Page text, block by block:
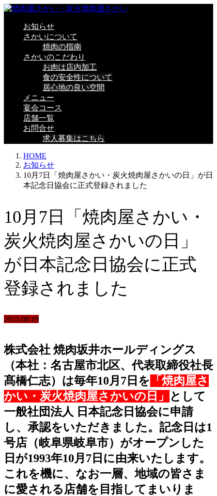
お知らせ
さかいについて
焼肉の指南
さかいのこだわり
お肉は店内加工
食の安全性について
居心地の良い空間
メニュー
宴会コース
店舗一覧
お問合せ
求人募集はこちら
HOME
お知らせ
10月7日「焼肉屋さかい・炭火焼肉屋さかいの日」が日
本記念日協会に正式登録されました
10月7日「焼肉屋さかい・
炭火焼肉屋さかいの日」
が日本記念日協会に正式
登録されました
2025.08.19
株式会社 焼肉坂井ホールディングス
（本社：名古屋市北区、代表取締役社長
髙橋仁志）は毎年10月7日を 「焼肉屋さ
かい・炭火焼肉屋さかいの日」
として
一般社団法人 日本記念日協会に申請
し、承認をいただきました。記念日は1
号店（岐阜県岐阜市）がオープンした
日が1993年10月7日に由来いたします。
これを機に、なお一層、地域の皆さま
に愛される店舗を目指してまいりま